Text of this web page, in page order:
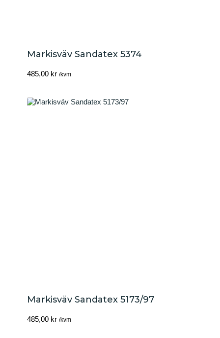
Markisväv Sandatex 5374
485,00 kr /kvm
Markisväv Sandatex 5173/97
485,00 kr /kvm